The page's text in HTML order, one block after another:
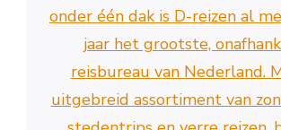
onder één dak is D-reizen al
jaar het grootste,
reisbureau van Nederland.
uitgebreid assortiment van